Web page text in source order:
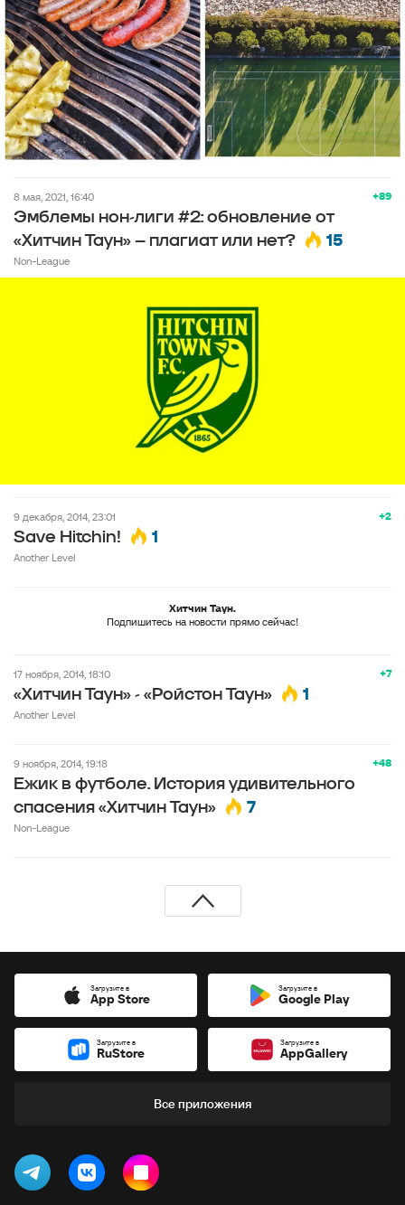
+89
8 мая, 2021, 16:40
Эмблемы нон-лиги #2: обновление от
«Хитчин Таун» – плагиат или нет?
15
Non-League
+2
9 декабря, 2014, 23:01
Save Hitchin! 1
Another Level
Хитчин Таун.
Подпишитесь на новости прямо сейчас!
+7
17 ноября, 2014, 18:10
«Хитчин Таун» - «Ройстон Таун» 1
Another Level
+48
9 ноября, 2014, 19:18
Ежик в футболе. История удивительного
спасения «Хитчин Таун»
7
Non-League
Загрузите в
App Store
Загрузите в
Google Play
Загрузите в
RuStore
Загрузите в
AppGallery
Все приложения